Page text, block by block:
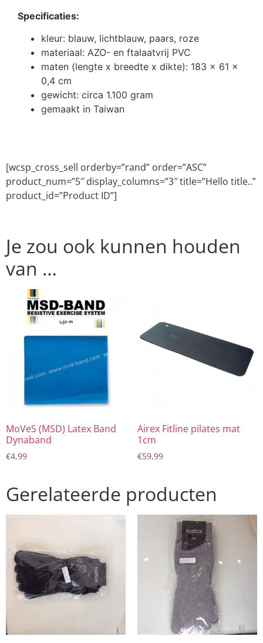
Specificaties:
kleur: blauw, lichtblauw, paars, roze
materiaal: AZO- en ftalaatvrij PVC
maten (lengte x breedte x dikte): 183 x 61 x
0,4 cm
gewicht: circa 1.100 gram
gemaakt in Taiwan
[wcsp_cross_sell orderby=”rand” order=”ASC”
product_num=”5″ display_columns=”3″ title=”Hello title..”
product_id=”Product ID”]
Je zou ook kunnen houden
van …
MoVeS (MSD) Latex Band
Dynaband
€4,99
Airex Fitline pilates mat
1cm
€59,99
Gerelateerde producten